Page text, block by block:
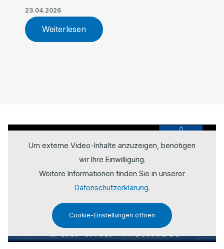
Formensprache überzeugt. Flexible Farb- und
Größenoptionen, innovative Armaturen und
nachhaltige WC-Technologie machen Skyla zur
idealen Wahl für Ihr individuelles Traumbad.
23.04.2026
Weiterlesen
Um externe Video-Inhalte anzuzeigen, benötigen
wir Ihre Einwilligung.
Weitere Informationen finden Sie in unserer
Datenschutzerklärung.
Cookie-Einstellungen öffnen